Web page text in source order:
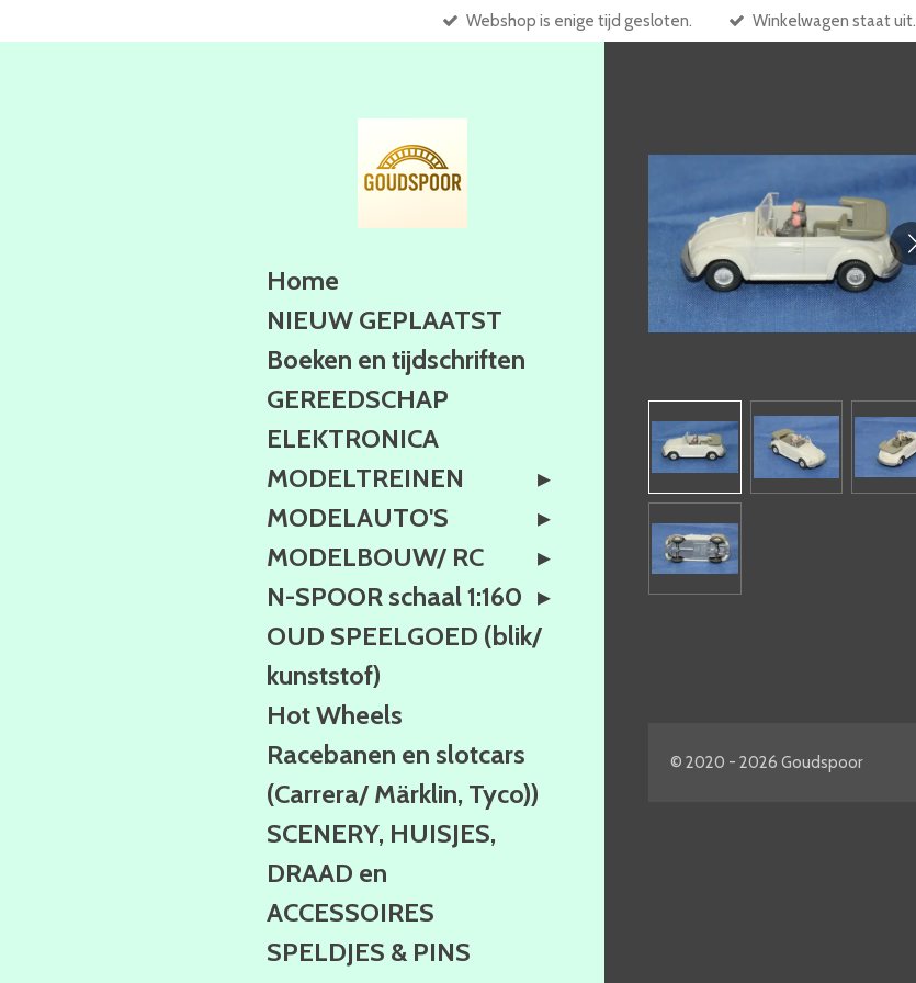
direct
Webshop is enige tijd gesloten. Winkelwagen staat uit.
© 2020 - 2026 Goudspoor
Home
NIEUW GEPLAATST
Boeken en tijdschriften
GEREEDSCHAP
ELEKTRONICA
MODELTREINEN
MODELAUTO'S
MODELBOUW/ RC
N-SPOOR schaal 1:160
OUD SPEELGOED (blik/
kunststof)
Hot Wheels
Racebanen en slotcars
(Carrera/ Märklin, Tyco))
SCENERY, HUISJES,
DRAAD en
ACCESSOIRES
SPELDJES & PINS